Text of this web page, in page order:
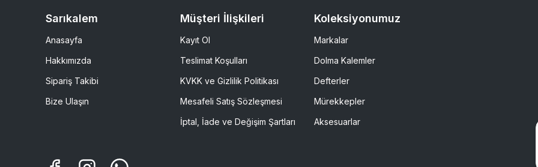
Sarıkalem
Anasayfa
Hakkımızda
Sipariş Takibi
Bize Ulaşın
Müşteri İlişkileri
Kayıt Ol
Teslimat Koşulları
KVKK ve Gizlilik Politikası
Mesafeli Satış Sözleşmesi
İptal, İade ve Değişim Şartları
Koleksiyonumuz
Markalar
Dolma Kalemler
Defterler
Mürekkepler
Aksesuarlar